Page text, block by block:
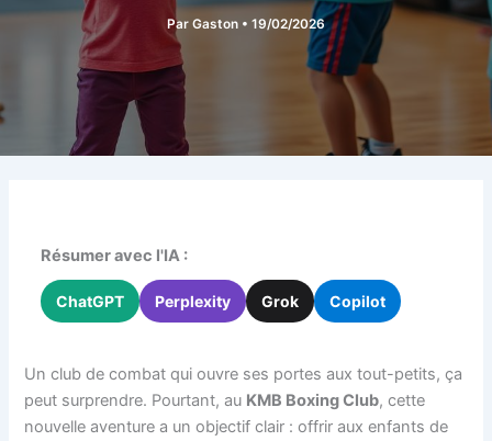
Par Gaston • 19/02/2026
Résumer avec l'IA :
ChatGPT Perplexity Grok Copilot
Un club de combat qui ouvre ses portes aux tout-petits, ça
peut surprendre. Pourtant, au KMB Boxing Club, cette
nouvelle aventure a un objectif clair : offrir aux enfants de